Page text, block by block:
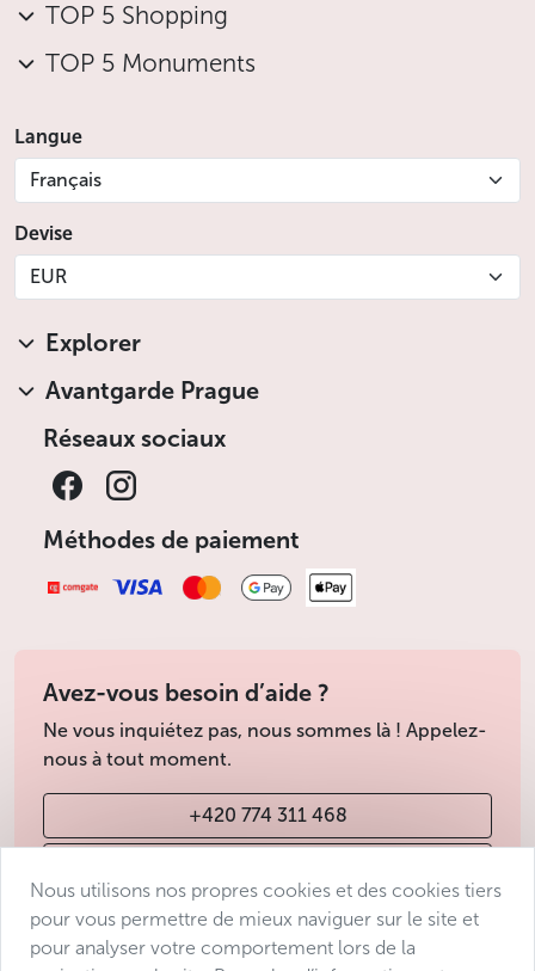
TOP 5 Shopping
TOP 5 Monuments
Langue
Français
Devise
EUR
Explorer
Avantgarde Prague
Réseaux sociaux
Méthodes de paiement
Avez-vous besoin d’aide ?
Ne vous inquiétez pas, nous sommes là ! Appelez-
nous à tout moment.
+420 774 311 468
Conditions de vente
Nous utilisons nos propres cookies et des cookies tiers
pour vous permettre de mieux naviguer sur le site et
pour analyser votre comportement lors de la